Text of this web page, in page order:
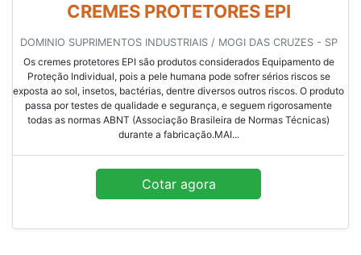
CREMES PROTETORES EPI
DOMINIO SUPRIMENTOS INDUSTRIAIS / MOGI DAS CRUZES - SP
Os cremes protetores EPI são produtos considerados Equipamento de
Proteção Individual, pois a pele humana pode sofrer sérios riscos se
exposta ao sol, insetos, bactérias, dentre diversos outros riscos. O produto
passa por testes de qualidade e segurança, e seguem rigorosamente
todas as normas ABNT (Associação Brasileira de Normas Técnicas)
durante a fabricação.MAI...
Cotar agora